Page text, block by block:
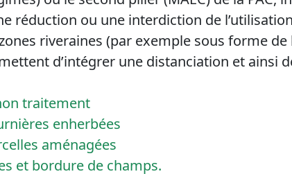
réduction ou une interdiction de
riveraines (par exemple sous forme de
d’intégrer une distanciation et ainsi
traitement
enherbées
aménagées
et bordure de champs.